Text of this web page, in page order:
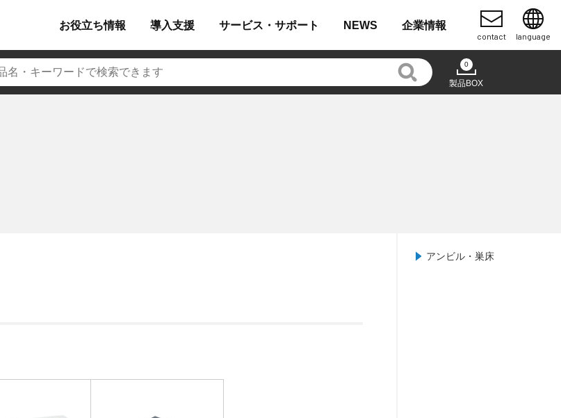
お役立ち情報 導入支援 サービス・ サポート NEWS 企業情報
contact language
0
製品BOX
アンビル・巣床